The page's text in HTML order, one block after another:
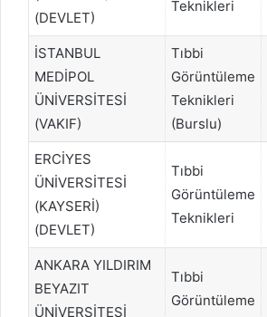
(DEVLET)
Teknikleri
İSTANBUL
MEDİPOL
ÜNİVERSİTESİ
(VAKIF)
Tıbbi
Görüntüleme
Teknikleri
(Burslu)
ERCİYES
ÜNİVERSİTESİ
(KAYSERİ)
(DEVLET)
Tıbbi
Görüntüleme
Teknikleri
ANKARA YILDIRIM
BEYAZIT
ÜNİVERSİTESİ
Tıbbi
Görüntüleme